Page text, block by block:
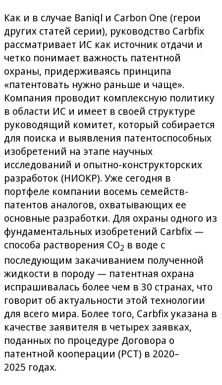
Как и в случае Baniql и Carbon One (герои
других статей серии), руководство Carbfix
рассматривает ИС как источник отдачи и
четко понимает важность патентной
охраны, придерживаясь принципа
«патентовать нужно раньше и чаще».
Компания проводит комплексную политику
в области ИС и имеет в своей структуре
руководящий комитет, который собирается
для поиска и выявления патентоспособных
изобретений на этапе научных
исследований и опытно-конструкторских
разработок (НИОКР). Уже сегодня в
портфеле компании восемь семейств-
патентов аналогов, охватывающих ее
основные разработки. Для охраны одного из
фундаментальных изобретений Carbfix —
способа растворения CO2 в воде с
последующим закачиванием полученной
жидкости в породу — патентная охрана
испрашивалась более чем в 30 странах, что
говорит об актуальности этой технологии
для всего мира. Более того, Carbfix указана в
качестве заявителя в четырех заявках,
поданных по процедуре Договора о
патентной кооперации (PCT) в 2020–
2025 годах.